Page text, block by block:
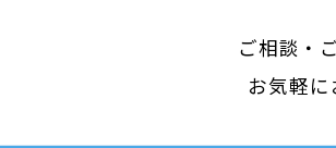
ご相談・
お気軽